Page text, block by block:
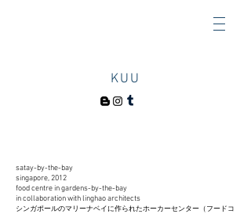
KUU
satay-by-the-bay
singapore, 2012
food centre in gardens-by-the-bay
in collaboration with linghao architects
シンガポールのマリーナベイに作られたホーカーセンター（フードコ